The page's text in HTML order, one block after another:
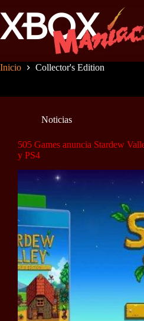
al
contenido
Inicio Collector's Edition
Noticias
505 Games anuncia Stardew
y PS4